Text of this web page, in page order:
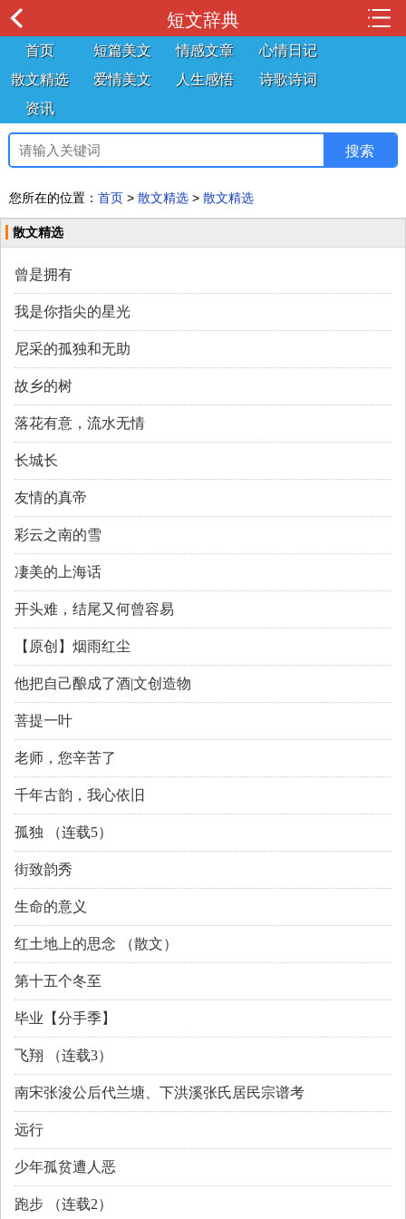
短文辞典
首页 短篇美文 情感文章
心情日记
散文精选
爱情美文 人生感悟
诗歌诗词
资讯
您所在的位置： 首页 > 散文精选 > 散文精选
散文精选
曾是拥有
我是你指尖的星光
尼采的孤独和无助
故乡的树
落花有意，流水无情
长城长
友情的真帝
彩云之南的雪
凄美的上海话
开头难，结尾又何曾容易
【原创】烟雨红尘
他把自己酿成了酒|文创造物
菩提一叶
老师，您辛苦了
千年古韵，我心依旧
孤独 （连载5）
街致韵秀
生命的意义
红土地上的思念 （散文）
第十五个冬至
毕业【分手季】
飞翔 （连载3）
南宋张浚公后代兰塘、下洪溪张氏居民宗谱考
远行
少年孤贫遭人恶
跑步 （连载2）